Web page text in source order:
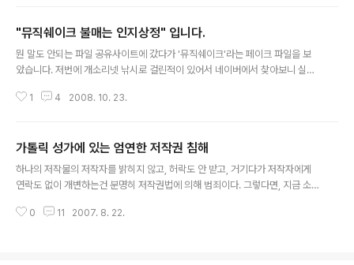
심각하게 생각했던 부분과 그쪽에 대해서는 아무런 반응이
없었습니다만... 어쨌든 엔하를 통해서 방문하신 여러분들
께 감사의 말씀을 드립니다. 다행히 이 문제가 충분히 이슈
(?) 대응을 하기 시작했습니다. 그리고 관심 있는 사람이나
"뮤직쉐이크 불매는 인지상정" 입니다.
뭔 말도 안되는 파일 공유사이트에 갔다가 '뮤직쉐이크'라는 페이크 파일을 보
았습니다. 저번에 개소리넷 낚시로 걸린적이 있어서 네이버에서 찾아보니 실제
서 가입을 하려고 했더니 체크란에 '이용약관 중 곡 저작권 및 활용에 대한 내용
분입니다. 제 15 조 (곡의 저작권) 프로그램을 통해 회원이 제작한 곡은, 곡을 만
들 때 회원 본인이 창작한 것 (작사, 작곡, 나레이션, 랩 등)을 "녹음" 기능을 사
용하여 제작한 "복합조립" 형과 단순히 제공되는 음원데이터로만 곡을 제작한
1 4 2008. 10. 23.
가톨릭 성가에 있는 엄연한 저작권 침해
하나의 저작물의 저작자를 밝히지 않고, 허락도 안 받고, 거기다가 저작자에게
연락도 없이 개변하는건 분명히 저작권법에 의해 범죄이다. 그렇다면, 지금 소
작곡자는 없고, 그냥 내용이 써져 있다. 그리고 원본으로 추정되는 통일찬송가
0 11 2007. 8. 22.